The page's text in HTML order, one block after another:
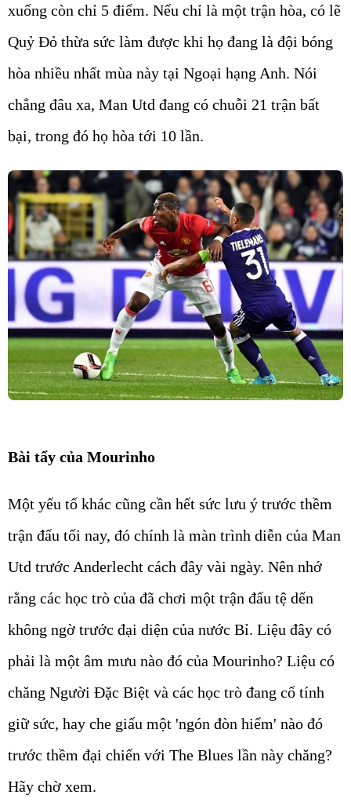
xuống còn chỉ 5 điểm. Nếu chỉ là một trận hòa, có lẽ
Quỷ Đỏ thừa sức làm được khi họ đang là đội bóng
hòa nhiều nhất mùa này tại Ngoại hạng Anh. Nói
chẳng đâu xa, Man Utd đang có chuỗi 21 trận bất
bại, trong đó họ hòa tới 10 lần.
Bài tẩy của Mourinho
Một yếu tố khác cũng cần hết sức lưu ý trước thềm
trận đấu tối nay, đó chính là màn trình diễn của Man
Utd trước Anderlecht cách đây vài ngày. Nên nhớ
rằng các học trò của đã chơi một trận đấu tệ dến
không ngờ trước đại diện của nước Bỉ. Liệu đây có
phải là một âm mưu nào đó của Mourinho? Liệu có
chăng Người Đặc Biệt và các học trò đang cố tính
giữ sức, hay che giấu một 'ngón đòn hiểm' nào đó
trước thềm đại chiến với The Blues lần này chăng?
Hãy chờ xem.